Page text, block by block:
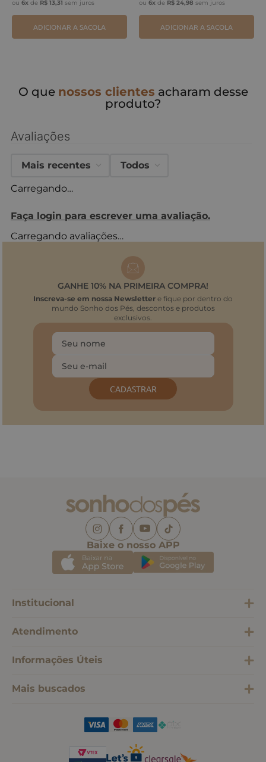
ou 6x de R$ 13,31 sem juros
ADICIONAR A SACOLA
ou 6x de R$ 24,98 sem juros
ADICIONAR A SACOLA
O que nossos clientes acharam desse
produto?
Avaliações
Carregando…
Faça login para escrever uma avaliação.
Mais recentes Todos
Carregando avaliações…
GANHE 10% NA PRIMEIRA COMPRA!
Inscreva-se em nossa Newsletter e fique por dentro do
mundo Sonho dos Pés, descontos e produtos
exclusivos.
CADASTRAR
Baixe o nosso APP
Institucional
Atendimento
Informações Úteis
Mais buscados